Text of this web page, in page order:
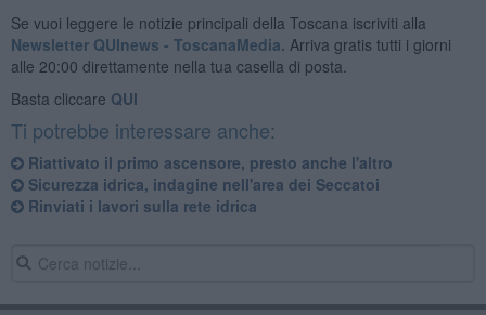
Se vuoi leggere le notizie principali della Toscana iscriviti alla
Newsletter QUInews - ToscanaMedia. Arriva gratis tutti i giorni
alle 20:00 direttamente nella tua casella di posta.
Basta cliccare QUI
Ti potrebbe interessare anche:
Riattivato il primo ascensore, presto anche l'altro
Sicurezza idrica, indagine nell'area dei Seccatoi
Rinviati i lavori sulla rete idrica